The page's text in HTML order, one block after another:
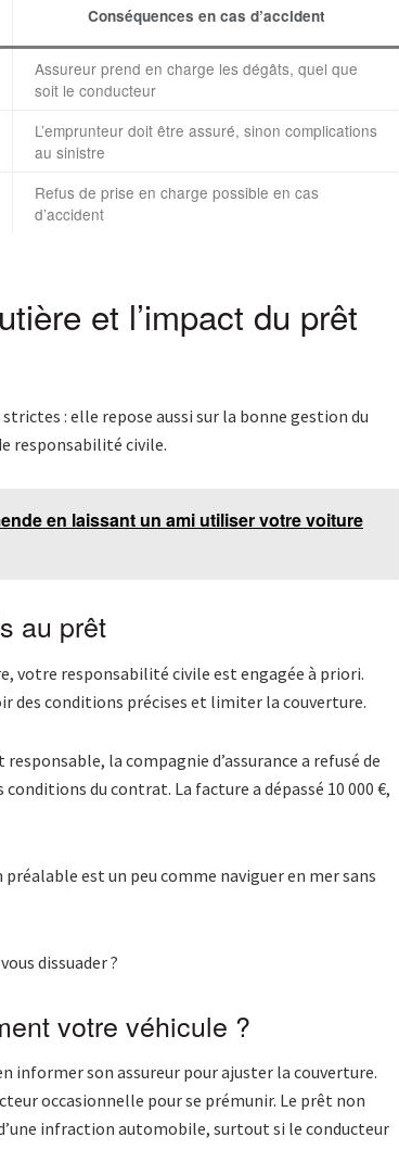
Conséquences en cas d’accident
Assureur prend en charge les dégâts, quel que
soit le conducteur
L’emprunteur doit être assuré, sinon complications
au sinistre
Refus de prise en charge possible en cas
d’accident
et l’impact du prêt
strictes : elle repose aussi sur la bonne gestion du
responsabilité civile.
en laissant un ami utiliser votre voiture
au prêt
votre responsabilité civile est engagée à priori.
des conditions précises et limiter la couverture.
la compagnie d’assurance a refusé de
du contrat. La facture a dépassé 10 000 €,
est un peu comme naviguer en mer sans
dissuader ?
votre véhicule ?
informer son assureur pour ajuster la couverture.
occasionnelle pour se prémunir. Le prêt non
infraction automobile, surtout si le conducteur